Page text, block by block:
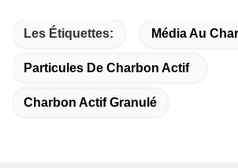
Les Étiquettes: Média Au
Particules De Charbon Actif
Charbon Actif Granulé